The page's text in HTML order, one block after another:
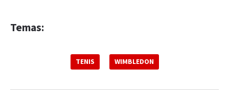
Temas:
TENIS WIMBLEDON